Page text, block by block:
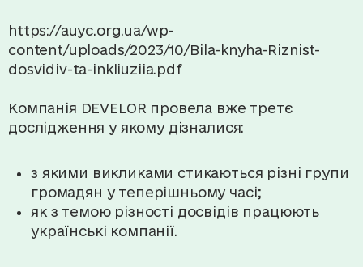
https://auyc.org.ua/wp-
content/uploads/2023/10/Bila-knyha-Riznist-
dosvidiv-ta-inkliuziia.pdf
Компанія DEVELOR провела вже третє
дослідження у якому дізналися:
з якими викликами стикаються різні групи
громадян у теперішньому часі;
як з темою різності досвідів працюють
українські компанії.